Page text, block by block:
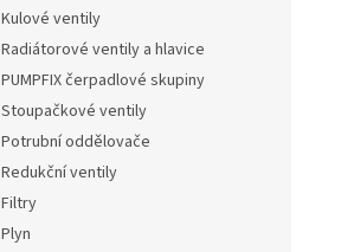
Kulové ventily
Radiátorové ventily a hlavice
PUMPFIX čerpadlové skupiny
Stoupačkové ventily
Potrubní oddělovače
Redukční ventily
Filtry
Plyn